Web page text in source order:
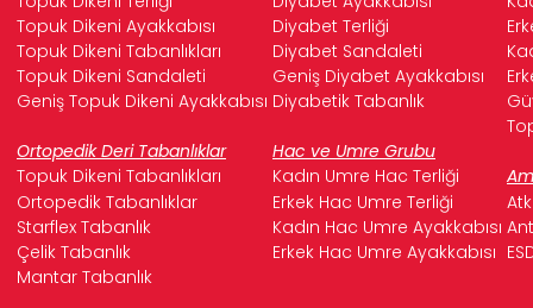
hafifletir. Hakiki deri, ayağınızın nefes almasını
sağlayarak terlemeyi ve buna bağlı oluşabilecek
sorunları minimize eder.
Geniş Burun Kutusu:
Hallux Valgus ayakkabılarının en
önemli özelliklerinden biri, parmakların sıkışmasını
Falcon ayakkabıları, başparmağınıza ve diğer
parmaklarınıza yeterli alan tanıyarak baskıyı ortadan
kaldırır.
Destekleyici ve Ortopedik Tabanlık:Ayak kemerini
destekleyen ve taban basıncını eşit şekilde dağıtan
ortopedik tabanlıklar
Topuk Dikeni Ayakkabısı
Diyabet Terliği
Topuk Dikeni Tabanlıkları
Diyabet Sandaleti
Topuk Dikeni Sandaleti
Geniş Diyabet Ayakkabısı
Geniş Topuk Dikeni Ayakkabısı Diyabetik Tabanlık
Ortopedik Deri Tabanlıklar
Hac ve Umre Grubu
Topuk Dikeni Tabanlıkları
Kadın Umre Hac Terliği
Ortopedik Tabanlıklar
Erkek Hac Umre Terliği
Starflex Tabanlık
Kadın Hac Umre Ayakkabısı
Çelik Tabanlık
Erkek Hac Umre Ayakkabısı
Mantar Tabanlık